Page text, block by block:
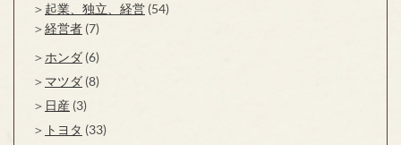
起業、独立、経営 (54)
経営者 (7)
ホンダ (6)
マツダ (8)
日産 (3)
トヨタ (33)